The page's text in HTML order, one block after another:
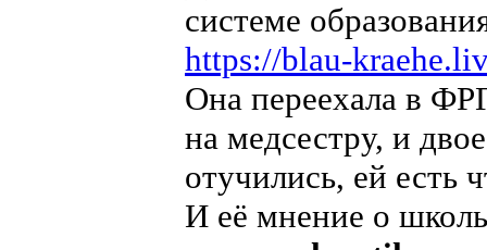
системе
https://blau-
Она переехала в
на медсестру, и
отучились, ей есть
И её мнение о